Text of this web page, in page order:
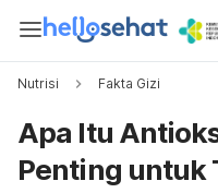
Nutrisi Fakta Gizi
Apa Itu
Penting untuk